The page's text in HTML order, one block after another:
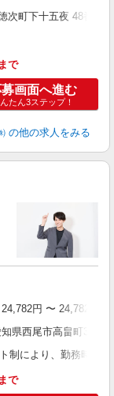
町下十五夜 48番地2
で
募画面へ進む
たん3ステップ！
の他の求人をみる
円 〜 24,782円
県西尾市高畠町3丁
制により、勤務時間交
で